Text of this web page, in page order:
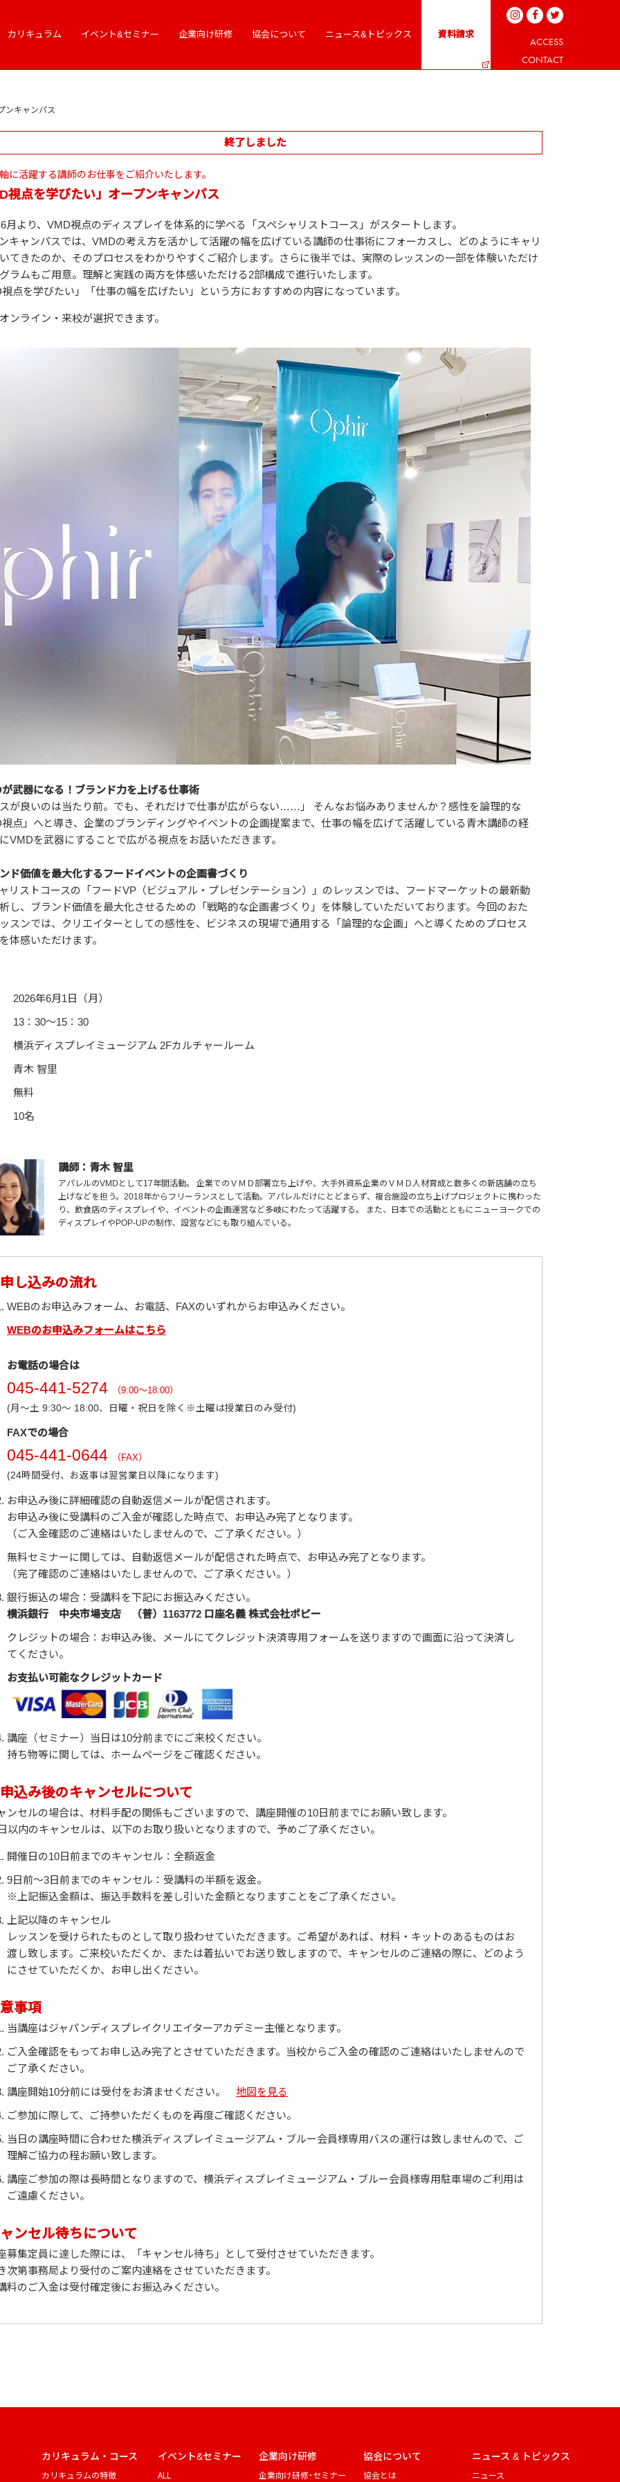
カリキュラム イベント&セミナー 企業向け研修 協会について ニュース&トピックス 資料請求
ACCESS
CONTACT
ンキャンパス
終了しました
に活躍する講師のお仕事をご紹介いたします。
視点を学びたい」オープンキャンパス
月より、VMD視点のディスプレイを体系的に学べる「スペシャリストコース」がスタートします。
キャンパスでは、VMDの考え方を活かして活躍の幅を広げている講師の仕事術にフォーカスし、どのようにキャリ
てきたのか、そのプロセスをわかりやすくご紹介します。さらに後半では、実際のレッスンの一部を体験いただけ
ラムもご用意。理解と実践の両方を体感いただける2部構成で進行いたします。
点を学びたい」「仕事の幅を広げたい」という方におすすめの内容になっています。
ンライン・来校が選択できます。
が武器になる！ブランド力を上げる仕事術
が良いのは当たり前。でも、それだけで仕事が広がらない……」 そんなお悩みありませんか？感性を論理的な
視点」へと導き、企業のブランディングやイベントの企画提案まで、仕事の幅を広げて活躍している青木講師の経
VMDを武器にすることで広がる視点をお話いただきます。
ド価値を最大化するフードイベントの企画書づくり
リストコースの「フードVP（ビジュアル・プレゼンテーション）」のレッスンでは、フードマーケットの最新動
し、ブランド価値を最大化させるための「戦略的な企画書づくり」を体験していただいております。今回のおた
スンでは、クリエイターとしての感性を、ビジネスの現場で通用する「論理的な企画」へと導くためのプロセス
体感いただけます。
2026年6月1日（月）
13：30～15：30
横浜ディスプレイミュージアム 2Fカルチャールーム
青木 智里
無料
10名
講師：青木 智里
アパレルのVMDとして17年間活動。 企業でのＶＭＤ部署立ち上げや、大手外資系企業のＶＭＤ人材育成と数多くの新店舗の立ち
上げなどを担う。2018年からフリーランスとして活動。アパレルだけにとどまらず、複合施設の立ち上げプロジェクトに携わった
り、飲食店のディスプレイや、イベントの企画運営など多岐にわたって活躍する。 また、日本での活動とともにニューヨークでの
ディスプレイやPOP-UPの制作、設営などにも取り組んでいる。
し込みの流れ
WEBのお申込みフォーム、お電話、FAXのいずれからお申込みください。
WEBのお申込みフォームはこちら
お電話の場合は
045-441-5274
（9:00～18:00）
(月～土 9:30～ 18:00、日曜・祝日を除く※土曜は授業日のみ受付)
FAXでの場合
045-441-0644
（FAX）
(24時間受付、お返事は翌営業日以降になります)
お申込み後に詳細確認の自動返信メールが配信されます。
お申込み後に受講料のご入金が確認した時点で、お申込み完了となります。
（ご入金確認のご連絡はいたしませんので、ご了承ください。）
無料セミナーに関しては、自動返信メールが配信された時点で、お申込み完了となります。
（完了確認のご連絡はいたしませんので、ご了承ください。）
銀行振込の場合：受講料を下記にお振込みください。
横浜銀行 中央市場支店 （普）1163772 口座名義 株式会社ポピー
クレジットの場合：お申込み後、メールにてクレジット決済専用フォームを送りますので画面に沿って決済し
てください。
お支払い可能なクレジットカード
講座（セミナー）当日は10分前までにご来校ください。
持ち物等に関しては、ホームページをご確認ください。
込み後のキャンセルについて
ンセルの場合は、材料手配の関係もございますので、講座開催の10日前までにお願い致します。
以内のキャンセルは、以下のお取り扱いとなりますので、予めご了承ください。
開催日の10日前までのキャンセル：全額返金
9日前～3日前までのキャンセル：受講料の半額を返金。
※上記振込金額は、振込手数料を差し引いた金額となりますことをご了承ください。
上記以降のキャンセル
レッスンを受けられたものとして取り扱わせていただきます。ご希望があれば、材料・キットのあるものはお
渡し致します。ご来校いただくか、または着払いでお送り致しますので、キャンセルのご連絡の際に、どのよう
にさせていただくか、お申し出ください。
事項
当講座はジャパンディスプレイクリエイターアカデミー主催となります。
ご入金確認をもってお申し込み完了とさせていただきます。当校からご入金の確認のご連絡はいたしませんので
ご了承ください。
講座開始10分前には受付をお済ませください。 地図を見る
ご参加に際して、ご持参いただくものを再度ご確認ください。
当日の講座時間に合わせた横浜ディスプレイミュージアム・ブルー会員様専用バスの運行は致しませんので、ご
理解ご協力の程お願い致します。
講座ご参加の際は長時間となりますので、横浜ディスプレイミュージアム・ブルー会員様専用駐車場のご利用は
ご遠慮ください。
ンセル待ちについて
募集定員に達した際には、「キャンセル待ち」として受付させていただきます。
次第事務局より受付のご案内連絡をさせていただきます。
料のご入金は受付確定後にお振込みください。
カリキュラム・コース
カリキュラムの特徴
イベント&セミナー
ALL
企業向け研修
企業向け研修・セミナー
協会について
協会とは
ニュース & トピックス
ニュース